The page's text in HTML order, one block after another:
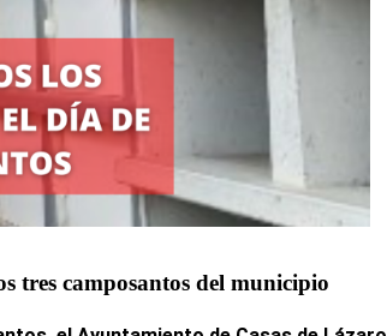
tres camposantos del municipio